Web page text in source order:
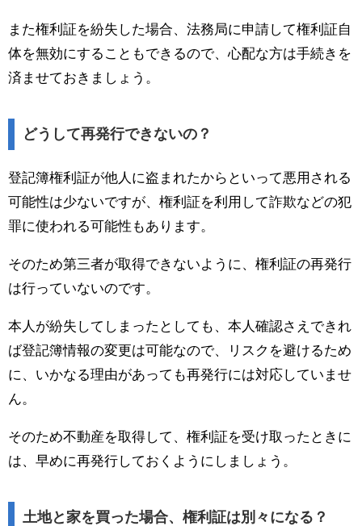
また権利証を紛失した場合、法務局に申請して権利証自
体を無効にすることもできるので、心配な方は手続きを
済ませておきましょう。
どうして再発行できないの？
登記簿権利証が他人に盗まれたからといって悪用される
可能性は少ないですが、権利証を利用して詐欺などの犯
罪に使われる可能性もあります。
そのため第三者が取得できないように、権利証の再発行
は行っていないのです。
本人が紛失してしまったとしても、本人確認さえできれ
ば登記簿情報の変更は可能なので、リスクを避けるため
に、いかなる理由があっても再発行には対応していませ
ん。
そのため不動産を取得して、権利証を受け取ったときに
は、早めに再発行しておくようにしましょう。
土地と家を買った場合、権利証は別々になる？